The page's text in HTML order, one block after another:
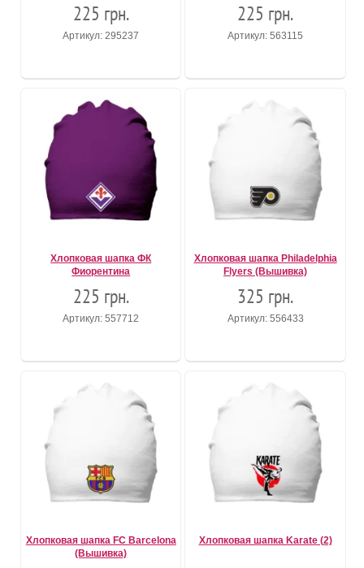
225 грн.
Артикул: 295237
225 грн.
Артикул: 563115
Хлопковая шапка ФК
Фиорентина
225 грн.
Артикул: 557712
Хлопковая шапка Philadelphia
Flyers (Вышивка)
325 грн.
Артикул: 556433
Хлопковая шапка FC Barcelona
(Вышивка)
Хлопковая шапка Karate (2)